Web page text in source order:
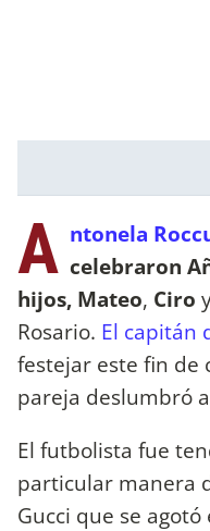
A ntonela
celebraron
hijos, Mateo, Ciro
Rosario. El capitán
festejar este fin de
pareja deslumbró
El futbolista fue
particular manera
Gucci que se